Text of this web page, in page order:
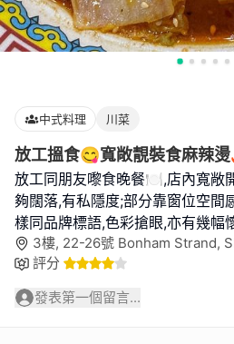
中式料理 川菜
放工搵食😋寬敞靚裝食麻辣
放工同朋友嚟食晚餐🍽️,店內寬敞
夠闊落,有私隱度;部分靠窗位空間
樣同品牌標語,色彩搶眼,亦有幾幅
3樓, 22-26號 Bonham Strand,
評分
發表第一個留言...